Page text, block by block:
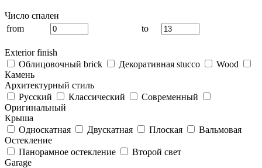
Число спален
from
to
Exterior finish
Облицовочный brick
Декоративная stucco
Wood
Камень
Архитектурный стиль
Русский
Классический
Современный
Оригинальный
Крыша
Односкатная
Двускатная Плоская
Вальмовая
Остекление
Панорамное остекление
Второй свет
Garage